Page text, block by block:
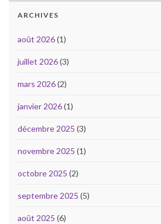
ARCHIVES
août 2026(1)
juillet 2026(3)
mars 2026(2)
janvier 2026(1)
décembre 2025 (3)
novembre 2025 (1)
octobre 2025 (2)
septembre 2025 (5)
août 2025 (6)